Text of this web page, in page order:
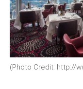
(Photo Credit: http://